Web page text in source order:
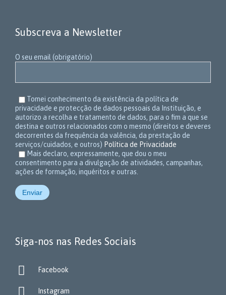
Subscreva a Newsletter
O seu email (obrigatório)
Tomei conhecimento da existência da política de
privacidade e protecção de dados pessoais da Instituição, e
autorizo a recolha e tratamento de dados, para o fim a que se
destina e outros relacionados com o mesmo (direitos e deveres
decorrentes da frequência da valência, da prestação de
serviços/cuidados, e outros) Política de Privacidade
Mais declaro, expressamente, que dou o meu
consentimento para a divulgação de atividades, campanhas,
ações de formação, inquéritos e outras.
Siga-nos nas Redes Sociais
 Facebook
 Instagram